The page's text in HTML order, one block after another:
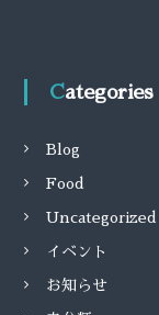
Categories
Blog
Food
Uncategorized
イベント
お知らせ